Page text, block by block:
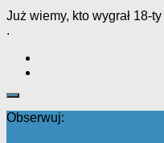
Już wiemy, kto wygrał 18-
.
Obserwuj: